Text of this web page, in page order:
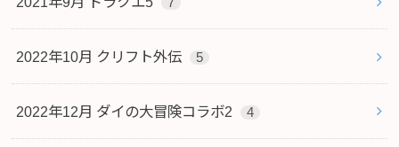
2022年10月 クリフト外伝 5
2022年12月 ダイの大冒険コラボ2 4